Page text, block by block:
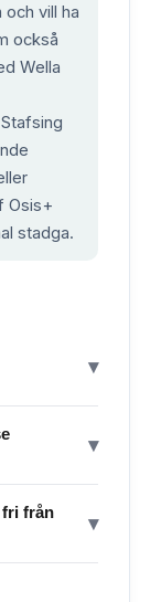
vill ha
också
Wella
Osis+
stadga.
▾
▾
fri från
▾